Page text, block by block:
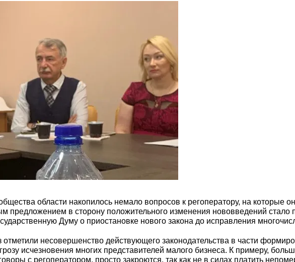
области накопилось немало вопросов к регоператору, на которые
предложением в сторону положительного изменения нововведений стало
Думу о приостановке нового закона до исправления
отметили несовершенство действующего законодательства в части
исчезновения многих представителей малого бизнеса. К примеру,
с регоператором, просто закроются, так как не в силах платить